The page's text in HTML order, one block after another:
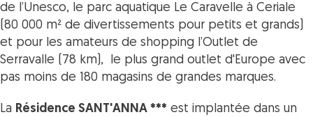
de l’Unesco, le parc aquatique Le Caravelle à Ceriale
(80 000 m² de divertissements pour petits et grands)
et pour les amateurs de shopping l’Outlet de
Serravalle (78 km), le plus grand outlet d'Europe avec
pas moins de 180 magasins de grandes marques.
La Résidence SANT'ANNA *** est implantée dans un